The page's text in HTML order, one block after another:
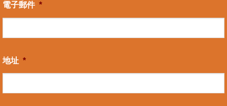
電子郵件 *
地址 *